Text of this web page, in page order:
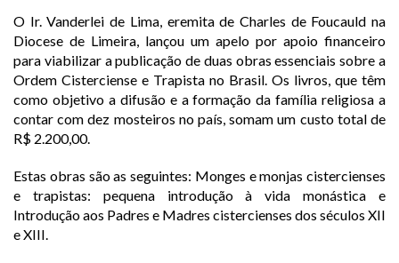
O Ir. Vanderlei de Lima, eremita de Charles de Foucauld na
Diocese de Limeira, lançou um apelo por apoio financeiro
para viabilizar a publicação de duas obras essenciais sobre a
Ordem Cisterciense e Trapista no Brasil. Os livros, que têm
como objetivo a difusão e a formação da família religiosa a
contar com dez mosteiros no país, somam um custo total de
R$ 2.200,00.
Estas obras são as seguintes: Monges e monjas cistercienses
e trapistas: pequena introdução à vida monástica e
Introdução aos Padres e Madres cistercienses dos séculos XII
e XIII.